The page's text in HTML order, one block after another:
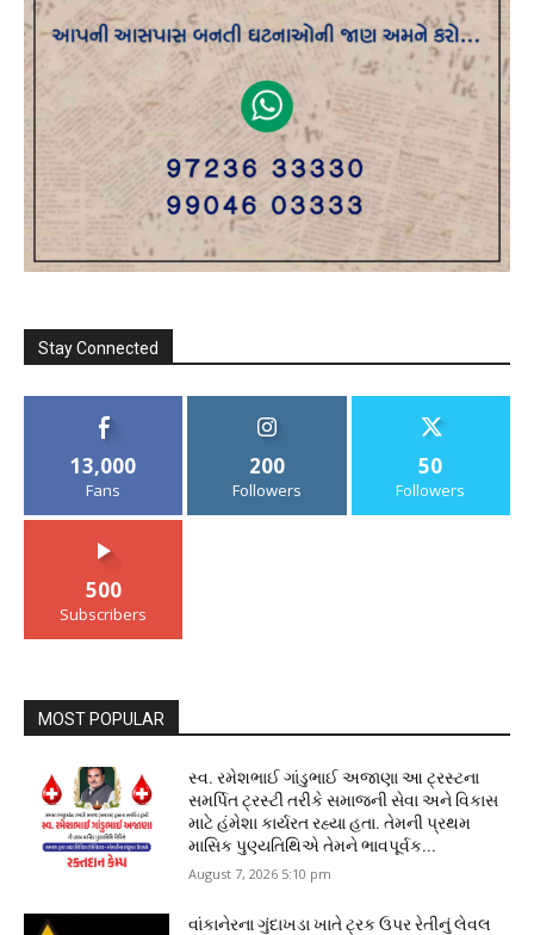
Stay Connected
13,000
Fans
200
Followers
50
Followers
500
Subscribers
MOST POPULAR
સ્વ. રમેશભાઈ ગાંડુભાઈ અજાણા આ ટ્રસ્ટના
સમર્પિત ટ્રસ્ટી તરીકે સમાજની સેવા અને વિકાસ
માટે હંમેશા કાર્યરત રહ્યા હતા. તેમની પ્રથમ
માસિક પુણ્યતિથિએ તેમને ભાવપૂર્વક...
August 7, 2026 5:10 pm
વાંકાનેરના ગુંદાખડા ખાતે ટ્રક ઉપર રેતીનું લેવલ